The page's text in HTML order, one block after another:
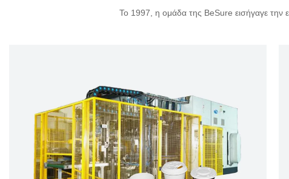
Το 1997, η ομάδα της BeSure εισήγαγε την